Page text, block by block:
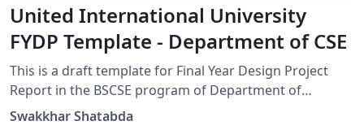
United International University
FYDP Template - Department of CSE
This is a draft template for Final Year Design Project
Report in the BSCSE program of Department of
Computer Science and Engineering of United
Swakkhar Shatabda